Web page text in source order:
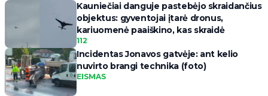
Kauniečiai danguje pastebėjo skraidančius
objektus: gyventojai įtarė dronus,
kariuomenė paaiškino, kas skraidė
112
Incidentas Jonavos gatvėje: ant kelio
nuvirto brangi technika (foto)
EISMAS